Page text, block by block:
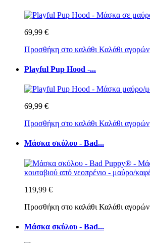
69,99 €
Προσθήκη στο καλάθι Καλάθι αγορών
Playful Pup Hood -...
69,99 €
Προσθήκη στο καλάθι Καλάθι αγορών
Μάσκα σκύλου - Bad...
119,99 €
Προσθήκη στο καλάθι Καλάθι αγορών
Μάσκα σκύλου - Bad...